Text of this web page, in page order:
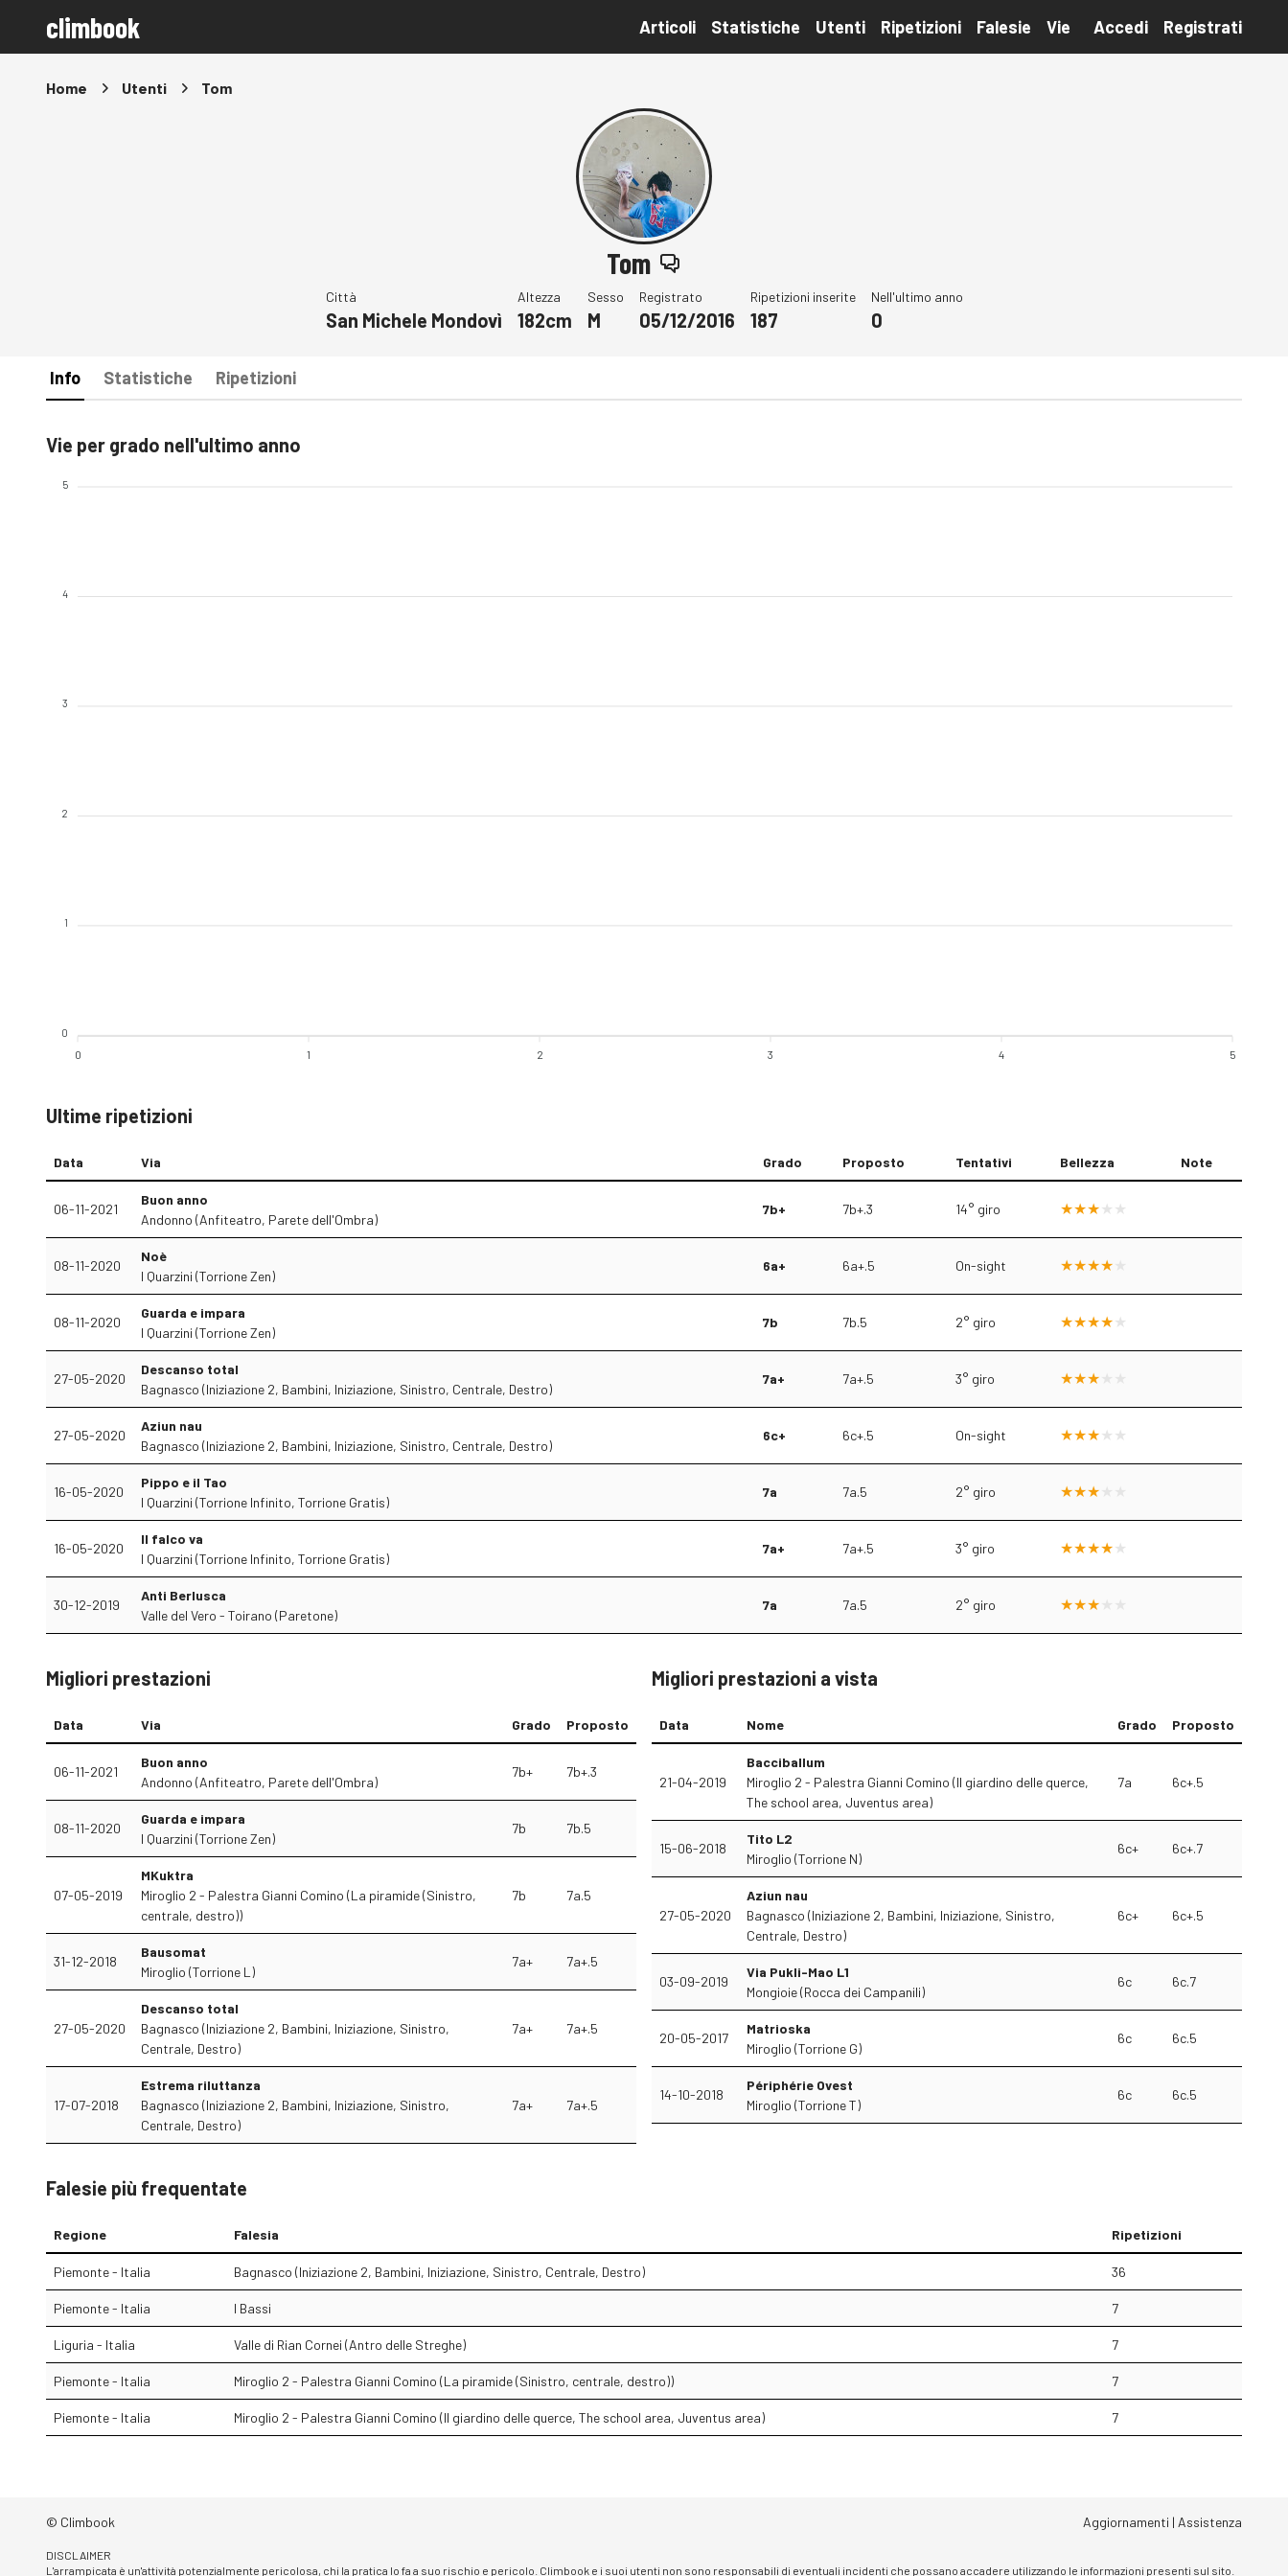
climbook Articoli Statistiche Utenti Ripetizioni Falesie Vie Accedi Registrati
Home Utenti Tom
Tom
Città
San Michele Mondovì
Altezza
182cm
Sesso
M
Registrato
05/12/2016
Ripetizioni inserite
187
Nell'ultimo anno
0
Info Statistiche Ripetizioni
Vie per grado nell'ultimo anno
5
4
3
2
1
0
0 1 2 3 4 5
Ultime ripetizioni
Data Via Grado Proposto Tentativi Bellezza Note
06-11-2021
Buon anno
Andonno (Anfiteatro, Parete dell'Ombra)
7b+ 7b+.3 14° giro
08-11-2020
Noè
I Quarzini (Torrione Zen)
6a+ 6a+.5 On-sight
08-11-2020
Guarda e impara
I Quarzini (Torrione Zen)
7b 7b.5 2° giro
27-05-2020
Descanso total
Bagnasco (Iniziazione 2, Bambini, Iniziazione, Sinistro, Centrale, Destro)
7a+ 7a+.5 3° giro
27-05-2020
Aziun nau
Bagnasco (Iniziazione 2, Bambini, Iniziazione, Sinistro, Centrale, Destro)
6c+ 6c+.5 On-sight
16-05-2020
Pippo e il Tao
I Quarzini (Torrione Infinito, Torrione Gratis)
7a 7a.5 2° giro
16-05-2020
Il falco va
I Quarzini (Torrione Infinito, Torrione Gratis)
7a+ 7a+.5 3° giro
30-12-2019
Anti Berlusca
Valle del Vero - Toirano (Paretone)
7a 7a.5 2° giro
Migliori prestazioni
Data Via Grado Proposto
06-11-2021
Buon anno
Andonno (Anfiteatro, Parete dell'Ombra)
7b+ 7b+.3
08-11-2020
Guarda e impara
I Quarzini (Torrione Zen)
7b 7b.5
07-05-2019
MKuktra
Miroglio 2 - Palestra Gianni Comino (La piramide (Sinistro,
centrale, destro))
7b 7a.5
31-12-2018
Bausomat
Miroglio (Torrione L)
7a+ 7a+.5
27-05-2020
Descanso total
Bagnasco (Iniziazione 2, Bambini, Iniziazione, Sinistro,
Centrale, Destro)
7a+ 7a+.5
17-07-2018
Estrema riluttanza
Bagnasco (Iniziazione 2, Bambini, Iniziazione, Sinistro,
Centrale, Destro)
7a+ 7a+.5
Migliori prestazioni a vista
Data Nome Grado Proposto
21-04-2019
Bacciballum
Miroglio 2 - Palestra Gianni Comino (Il giardino delle querce,
The school area, Juventus area)
7a 6c+.5
15-06-2018
Tito L2
Miroglio (Torrione N)
6c+ 6c+.7
27-05-2020
Aziun nau
Bagnasco (Iniziazione 2, Bambini, Iniziazione, Sinistro,
Centrale, Destro)
6c+ 6c+.5
03-09-2019
Via Pukli-Mao L1
Mongioie (Rocca dei Campanili)
6c 6c.7
20-05-2017
Matrioska
Miroglio (Torrione G)
6c 6c.5
14-10-2018
Périphérie Ovest
Miroglio (Torrione T)
6c 6c.5
Falesie più frequentate
Regione Falesia Ripetizioni
Piemonte - Italia Bagnasco (Iniziazione 2, Bambini, Iniziazione, Sinistro, Centrale, Destro) 36
Piemonte - Italia I Bassi 7
Liguria - Italia Valle di Rian Cornei (Antro delle Streghe) 7
Piemonte - Italia Miroglio 2 - Palestra Gianni Comino (La piramide (Sinistro, centrale, destro)) 7
Piemonte - Italia Miroglio 2 - Palestra Gianni Comino (Il giardino delle querce, The school area, Juventus area) 7
© Climbook Aggiornamenti | Assistenza
DISCLAIMER
L'arrampicata è un'attività potenzialmente pericolosa, chi la pratica lo fa a suo rischio e pericolo. Climbook e i suoi utenti non sono responsabili di eventuali incidenti che possano accadere utilizzando le informazioni presenti sul sito.